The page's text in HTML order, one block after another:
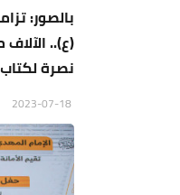
بالصور:
(ع)..
نصرة لكتاب